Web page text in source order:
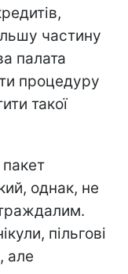
частину
палата
процедуру
такої
однак, не
пільгові
але